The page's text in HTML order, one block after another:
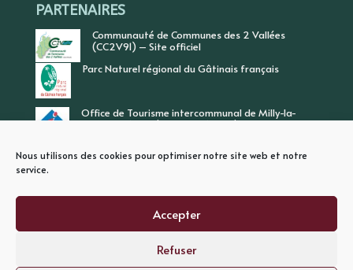
Nous utilisons des cookies pour optimiser notre site web et notre
service.
Accepter
Refuser
PARTENAIRES
Communauté de Communes des 2 Vallées
(CC2V91) – Site officiel
Parc Naturel régional du Gâtinais français
Office de Tourisme intercommunal de Milly-la-
Forêt, Vallée de l’Ecole, Vallée de l’Essonne
MENTIONS LEGALES